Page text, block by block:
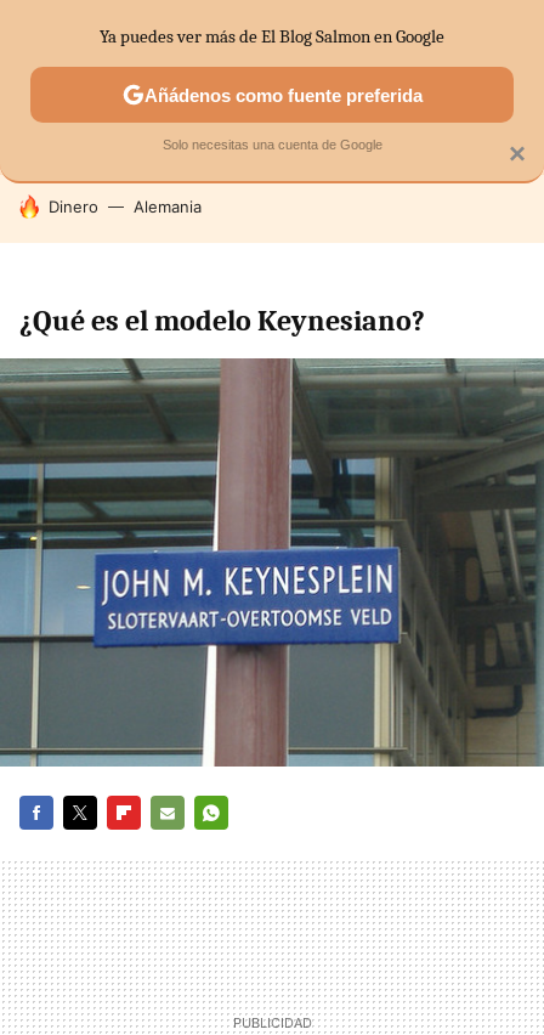
SECTORES ECONOMÍA DOMÉSTICA MERCADOS
HOY SE HABLA DE
Dinero Alemania
¿Qué es el modelo Keynesiano?
MAIL
×
Ya puedes ver más de El Blog Salmon en Google
Añádenos como fuente preferida
Solo necesitas una cuenta de Google